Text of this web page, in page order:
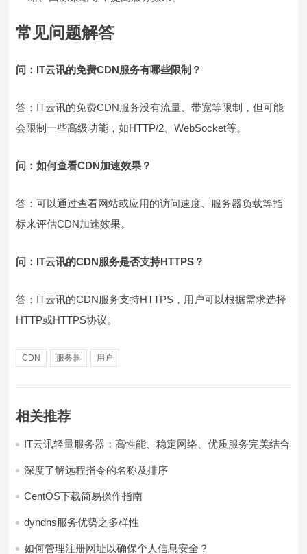
常见问题解答
问：IT云讯的免费CDN服务有哪些限制？
答：IT云讯的免费CDN服务没有流量、带宽等限制，但可能
会限制一些高级功能，如HTTP/2、WebSocket等。
问：如何查看CDN加速效果？
答：可以通过查看网站或应用的访问速度、服务器负载等指
标来评估CDN加速效果。
问：IT云讯的CDN服务是否支持HTTPS？
答：IT云讯的CDN服务支持HTTPS，用户可以根据需求选择
HTTP或HTTPS协议。
CDN 服务器 用户
相关推荐
IT云讯轻量服务器：高性能、稳定网络、优质服务完美结合
深度了解远程指令的名称及排序
CentOS下载简易操作指南
dyndns服务优势之多样性
如何管理注册网址以确保个人信息安全？